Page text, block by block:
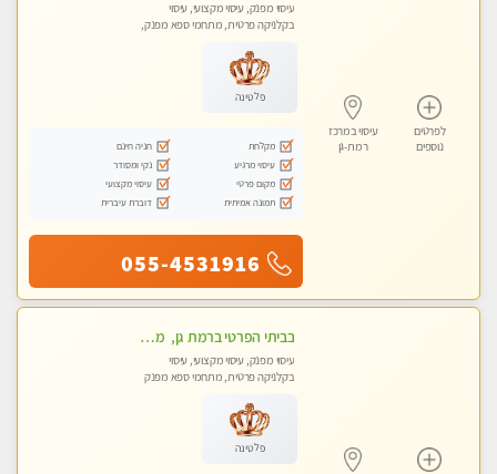
לפרטים
נוספים
עיסוי במרכז
רמת-גן
עיסוי מפנק, עיסוי מקצועי, עיסוי
בקלניקה פרטית, מתחמי ספא מפנק,
פלטינה
מקלחת
חניה חינם
עיסוי מרגיע
נקי ומסודר
מקום פרטי
עיסוי מקצועי
תמונה אמיתית
דוברת עיברית
055-4531916
בביתי הפרטי ברמת גן, מטפלת ישראל מקצועית ומנוסה . עיסוי שוודי קלאסי משולב רקמות עמוק, בהתאמה אישית . נא לא להתקשר מחסוי.
עיסוי מפנק, עיסוי מקצועי, עיסוי
בקלניקה פרטית, מתחמי ספא מפנק
פלטינה